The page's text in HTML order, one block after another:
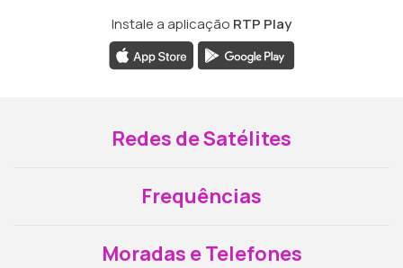
Instale a aplicação RTP Play
Redes de Satélites
Frequências
Moradas e Telefones